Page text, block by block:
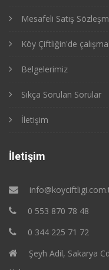
Mesafeli Satış
Köy Çiftliğin'de
Belgelerimiz
Sıkça Sorulan Sorular
İletişim
İletişim
0 553 870 78 48
0 344 225 71 72
Şeyh Adil, Sakarya